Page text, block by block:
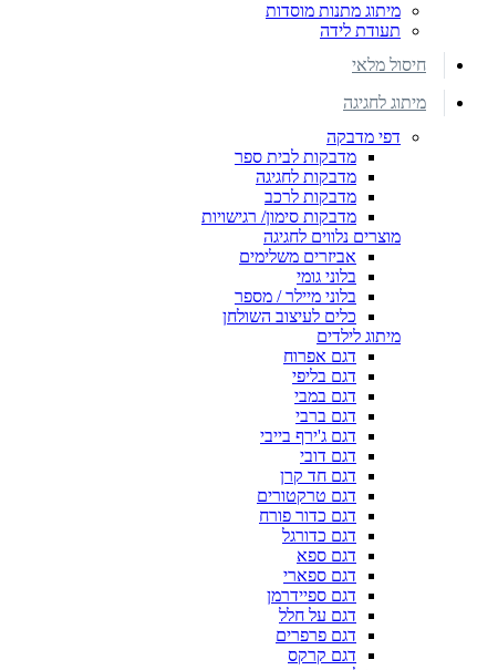
מיתוג מתנות מוסדות
תעודת לידה
חיסול מלאי
מיתוג לחגיגה
דפי מדבקה
מדבקות לבית ספר
מדבקות לחגיגה
מדבקות לרכב
מדבקות סימון/ רגישויות
מוצרים נלווים לחגיגה
אביזרים משלימים
בלוני גומי
בלוני מיילר / מספר
כלים לעיצוב השולחן
מיתוג לילדים
דגם אפרוח
דגם בליפי
דגם במבי
דגם ברבי
דגם ג'ירף בייבי
דגם דובי
דגם חד קרן
דגם טרקטורים
דגם כדור פורח
דגם כדורגל
דגם ספא
דגם ספארי
דגם ספיידרמן
דגם על חלל
דגם פרפרים
דגם קרקס